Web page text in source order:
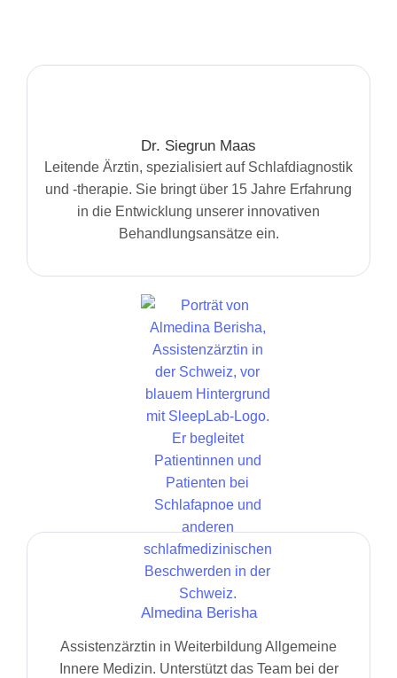
Dr. Siegrun Maas
Leitende Ärztin, spezialisiert auf Schlafdiagnostik
und -therapie. Sie bringt über 15 Jahre Erfahrung
in die Entwicklung unserer innovativen
Behandlungsansätze ein.
Almedina Berisha
Assistenzärztin in Weiterbildung Allgemeine
Innere Medizin. Unterstützt das Team bei der